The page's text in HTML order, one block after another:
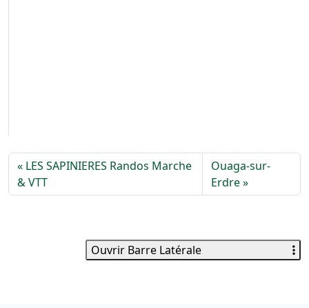
LES SAPINIERES Randos Marche
& VTT
Ouaga-sur-
Erdre
Ouvrir Barre Latérale